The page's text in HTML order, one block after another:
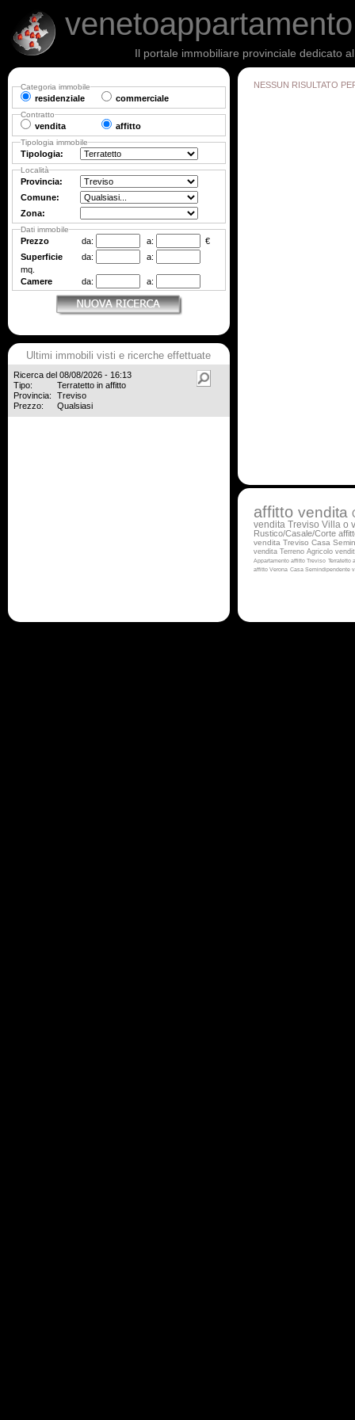
Il portale immobiliare provinciale dedicato
NESSUN RISULTATO
affitto vendita
vendita Treviso Villa o
Rustico/Casale/Corte
vendita Treviso Casa
vendita Terreno Agricolo
Appartamento affitto Treviso Terratetto
affitto Verona Casa Semindipendente
Categoria immobile
residenziale commerciale
Contratto
vendita affitto
Tipologia immobile
Tipologia:
Località
Provincia:
Comune:
Zona:
Dati immobile
Prezzo da: a:
€
Superficie
da:
a:
mq.
Camere
da: a:
Ultimi immobili visti e ricerche effettuate
Ricerca del 08/08/2026 - 16:13
Tipo:
Terratetto in affitto
Provincia:
Treviso
Prezzo:
Qualsiasi